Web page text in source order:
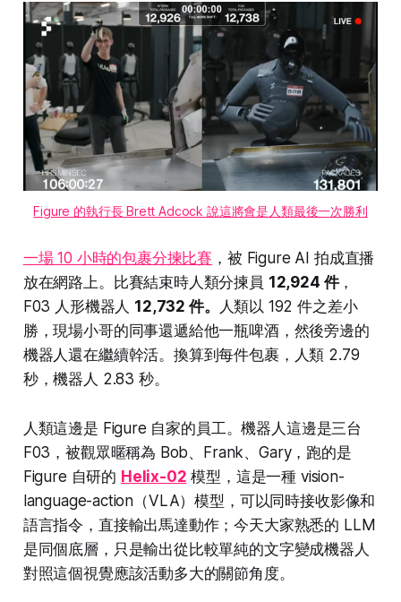
Figure 的執行長 Brett Adcock 說這將會是人類最後一次勝利
一場 10 小時的包裹分揀比賽 ，被 Figure AI 拍成直播
放在網路上。比賽結束時人類分揀員 12,924 件，
F03 人形機器人 12,732 件。
人類以 192 件之差小
勝，現場小哥的同事還遞給他一瓶啤酒，然後旁邊的
機器人還在繼續幹活。換算到每件包裹，人類 2.79
秒，機器人 2.83 秒。
人類這邊是 Figure 自家的員工。機器人這邊是三台
F03，被觀眾暱稱為 Bob、Frank、Gary，跑的是
Figure 自研的 Helix-02 模型，這是一種 vision-
language-action（VLA）模型，可以同時接收影像和
語言指令，直接輸出馬達動作；今天大家熟悉的 LLM
是同個底層，只是輸出從比較單純的文字變成機器人
對照這個視覺應該活動多大的關節角度。